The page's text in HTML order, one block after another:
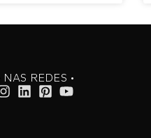
NAS REDES •